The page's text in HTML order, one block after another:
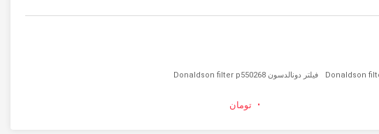
فیلتر دونالدسون Donaldson filter p550268
۰ تومان